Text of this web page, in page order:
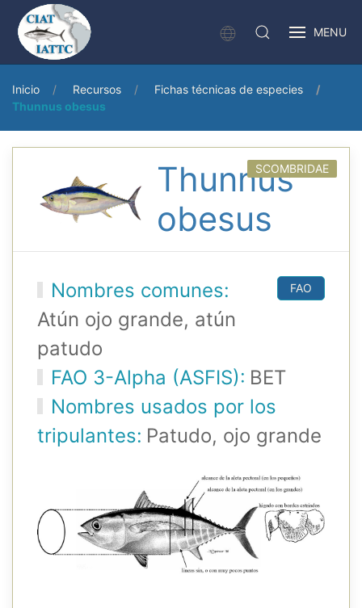
MENU
Inicio Recursos
Fichas técnicas de especies
Thunnus obesus
SCOMBRIDAE
Thunnus
obesus
FAO
Nombres comunes:
Atún ojo grande, atún
patudo
FAO 3-Alpha (ASFIS): BET
Nombres usados por los
tripulantes: Patudo, ojo grande